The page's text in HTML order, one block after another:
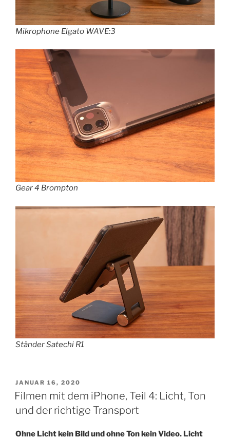
Mikrophone Elgato WAVE:3
Gear 4 Brompton
Ständer Satechi R1
VERÖFFENTLICHT
AM
JANUAR 16, 2020
Filmen mit dem iPhone, Teil 4: Licht, Ton
und der richtige Transport
Ohne Licht kein Bild und ohne Ton kein Video. Licht